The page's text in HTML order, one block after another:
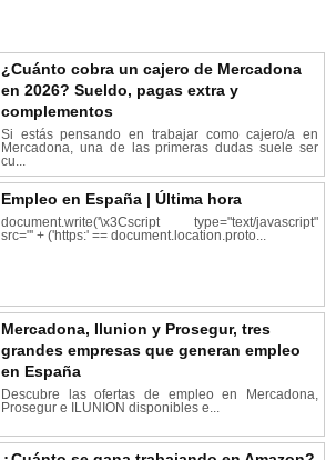
¿Cuánto cobra un cajero de Mercadona
en 2026? Sueldo, pagas extra y
complementos
Si estás pensando en trabajar como cajero/a en
Mercadona, una de las primeras dudas suele ser
cu...
Empleo en España | Última hora
document.write('\x3Cscript type="text/javascript"
src="' + ('https:' == document.location.proto...
Mercadona, Ilunion y Prosegur, tres
grandes empresas que generan empleo
en España
Descubre las ofertas de empleo en Mercadona,
Prosegur e ILUNION disponibles e...